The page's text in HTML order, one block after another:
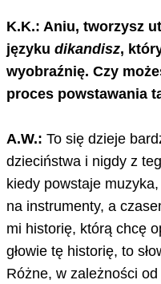
K.K.: Aniu, tworzysz
języku dikandisz,
wyobraźnię. Czy
proces powstawania
A.W.: To się dzieje
dzieciństwa i nigdy z
kiedy powstaje
na instrumenty, a
mi historię, którą chcę
głowie tę historię, to
Różne, w zależności